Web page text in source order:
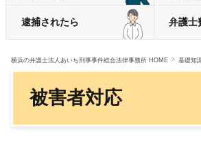
逮捕されたら 弁護士
横浜の弁護士法人あいち刑事事件総合法律事務所 HOME 基礎知
被害者対応